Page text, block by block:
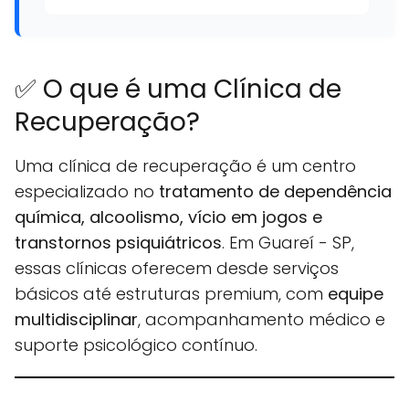
✅ O que é uma Clínica de
Recuperação?
Uma clínica de recuperação é um centro
especializado no tratamento de dependência
química, alcoolismo, vício em jogos e
transtornos psiquiátricos. Em Guareí - SP,
essas clínicas oferecem desde serviços
básicos até estruturas premium, com equipe
multidisciplinar, acompanhamento médico e
suporte psicológico contínuo.